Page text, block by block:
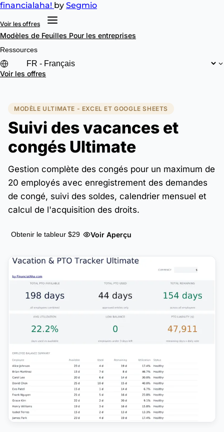
financialaha! by Segmio
Voir les offres
Modèles de Feuilles Pour les entreprises
Ressources
Voir les offres
MODÈLE ULTIMATE - EXCEL ET GOOGLE SHEETS
Suivi des vacances et
congés Ultimate
Gestion complète des congés pour un maximum de
20 employés avec enregistrement des demandes
de congé, suivi des soldes, calendrier mensuel et
calcul de l'acquisition des droits.
Obtenir le tableur $29 Voir Aperçu